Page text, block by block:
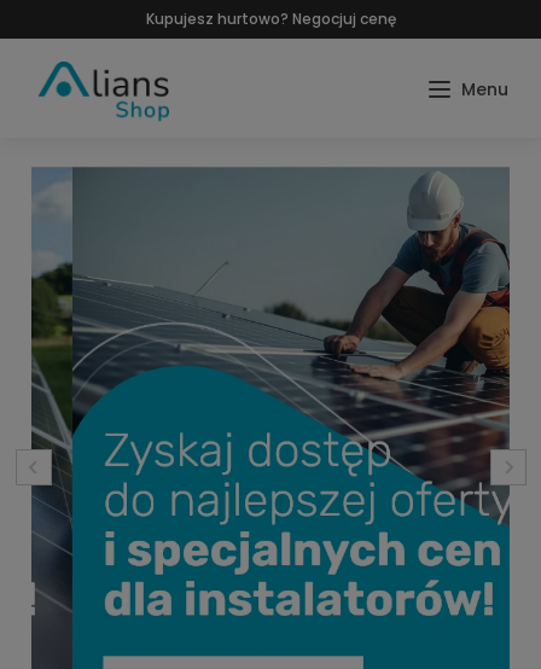
Kupujesz hurtowo? Negocjuj cenę